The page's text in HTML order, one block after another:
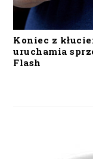
Koniec z
uruchamia
Flash